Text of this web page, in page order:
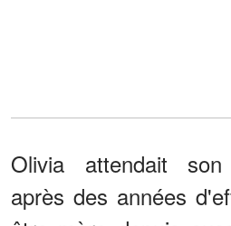
Olivia attendait
après des années